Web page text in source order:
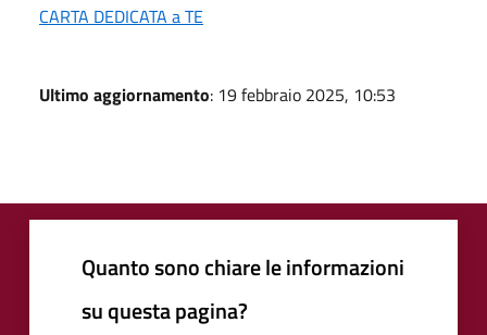
CARTA DEDICATA a TE
Ultimo aggiornamento: 19 febbraio 2025, 10:53
Quanto sono chiare le informazioni
su questa pagina?